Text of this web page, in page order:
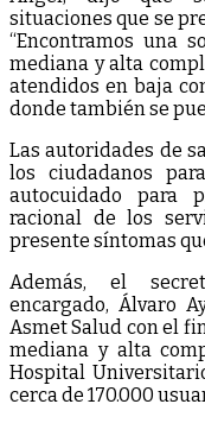
situaciones que se
“Encontramos una
mediana y alta
atendidos en baja
donde también se
Las autoridades de
los ciudadanos
autocuidado para
racional de los
presente síntomas
Además, el
encargado, Álvaro
Asmet Salud con el
mediana y alta
Hospital
cerca de 170.000